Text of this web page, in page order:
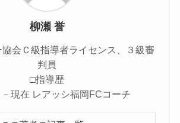
柳瀬 誉
会Ｃ級指導者ライセンス、３級審
判員
□指導歴
－現在 レアッシ福岡FCコーチ